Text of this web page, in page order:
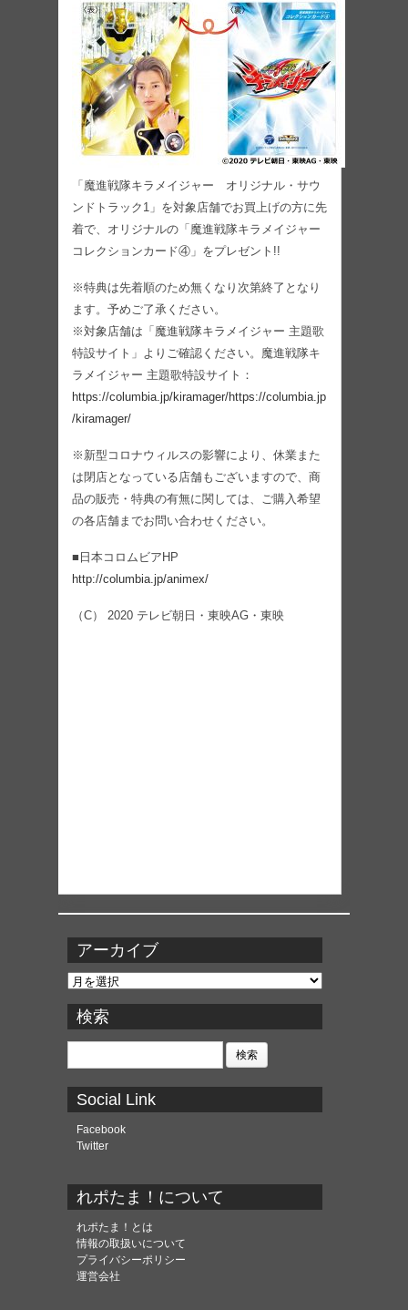
「魔進戦隊キラメイジャー オリジナル・サウ
ンドトラック1」を対象店舗でお買上げの方に先
着で、オリジナルの「魔進戦隊キラメイジャー
コレクションカード④」をプレゼント!!
※特典は先着順のため無くなり次第終了となり
ます。予めご了承ください。
※対象店舗は「魔進戦隊キラメイジャー 主題歌
特設サイト」よりご確認ください。魔進戦隊キ
ラメイジャー 主題歌特設サイト：
https://columbia.jp/kiramager/https://columbia.jp
/kiramager/
※新型コロナウィルスの影響により、休業また
は閉店となっている店舗もございますので、商
品の販売・特典の有無に関しては、ご購入希望
の各店舗までお問い合わせください。
■日本コロムビアHP
http://columbia.jp/animex/
（C） 2020 テレビ朝日・東映AG・東映
アーカイブ
ア
カ
イ
ブ
検索
検
Social Link
Facebook
Twitter
れポたま！について
れポたま！とは
情報の取扱いについて
プライバシーポリシー
運営会社